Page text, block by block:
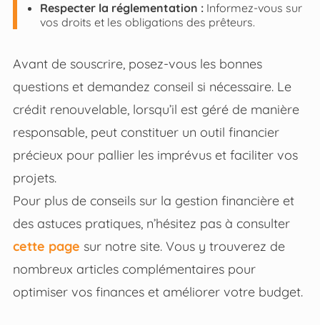
Respecter la réglementation :Informez-vous sur
vos droits et les obligations des prêteurs.
Avant de souscrire, posez-vous les bonnes
questions et demandez conseil si nécessaire. Le
crédit renouvelable, lorsqu’il est géré de manière
responsable, peut constituer un outil financier
précieux pour pallier les imprévus et faciliter vos
projets.
Pour plus de conseils sur la gestion financière et
des astuces pratiques, n’hésitez pas à consulter
cette page sur notre site. Vous y trouverez de
nombreux articles complémentaires pour
optimiser vos finances et améliorer votre budget.